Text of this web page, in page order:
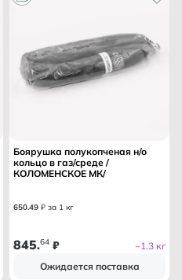
Боярушка полукопченая н/о
кольцо в газ/среде /
КОЛОМЕНСКОЕ МК/
650.49 ₽ за 1 кг
845.64 ₽
~1.3 кг
Ожидается поставка